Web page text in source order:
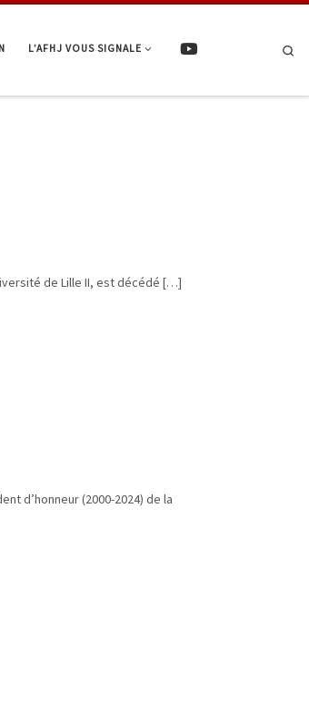
L’AFHJ VOUS SIGNALE
de Lille II, est décédé […]
d’honneur (2000-2024) de la